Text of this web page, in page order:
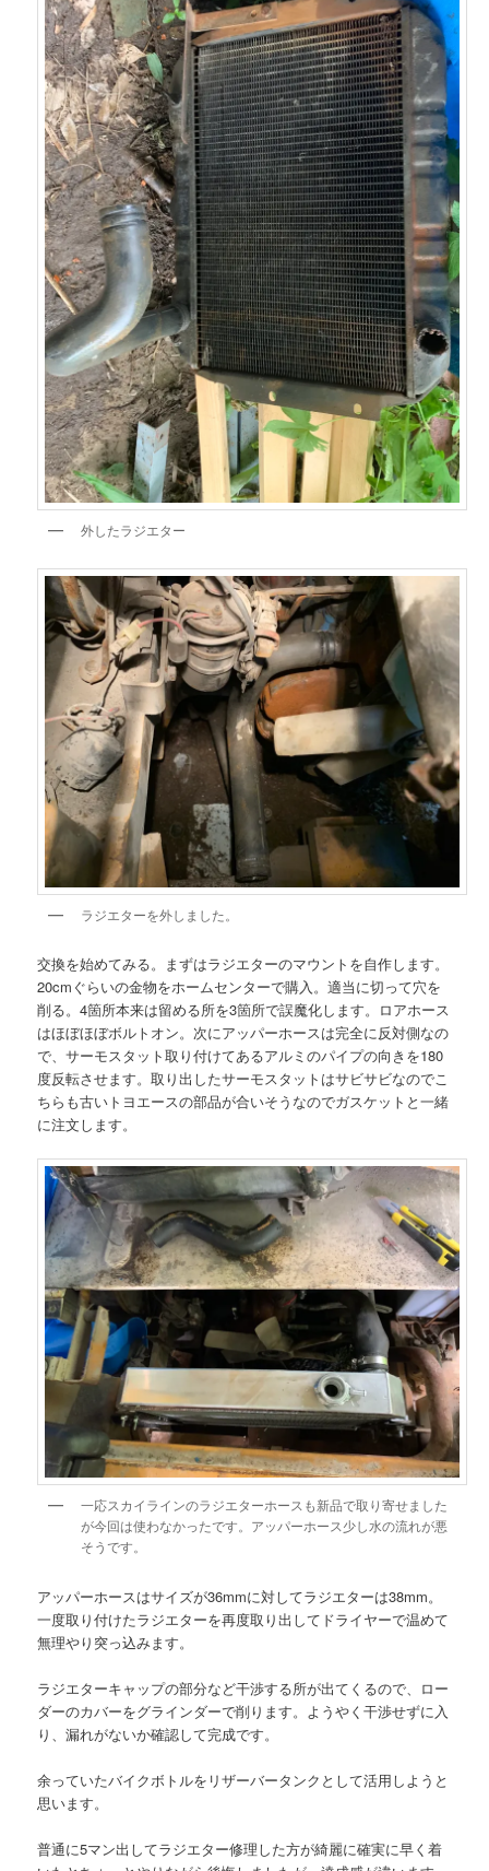
外したラジエター
ラジエターを外しました。
交換を始めてみる。まずはラジエターのマウントを自作します。
20cmぐらいの金物をホームセンターで購入。適当に切って穴を
削る。4箇所本来は留める所を3箇所で誤魔化します。ロアホース
はほぼほぼボルトオン。次にアッパーホースは完全に反対側なの
で、サーモスタット取り付けてあるアルミのパイプの向きを180
度反転させます。取り出したサーモスタットはサビサビなのでこ
ちらも古いトヨエースの部品が合いそうなのでガスケットと一緒
に注文します。
一応スカイラインのラジエターホースも新品で取り寄せました
が今回は使わなかったです。アッパーホース少し水の流れが悪
そうです。
アッパーホースはサイズが36mmに対してラジエターは38mm。
一度取り付けたラジエターを再度取り出してドライヤーで温めて
無理やり突っ込みます。
ラジエターキャップの部分など干渉する所が出てくるので、ロー
ダーのカバーをグラインダーで削ります。ようやく干渉せずに入
り、漏れがないか確認して完成です。
余っていたバイクボトルをリザーバータンクとして活用しようと
思います。
普通に5マン出してラジエター修理した方が綺麗に確実に早く着